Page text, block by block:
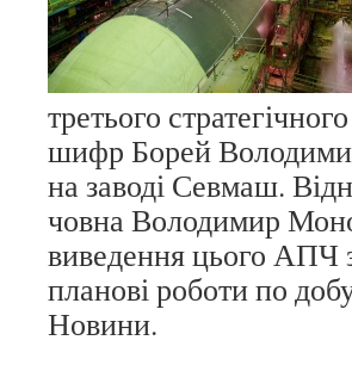
третього
шифр Борей
на заводі Севмаш.
човна Володимир
виведення цього АПЧ
планові роботи по
Новини.